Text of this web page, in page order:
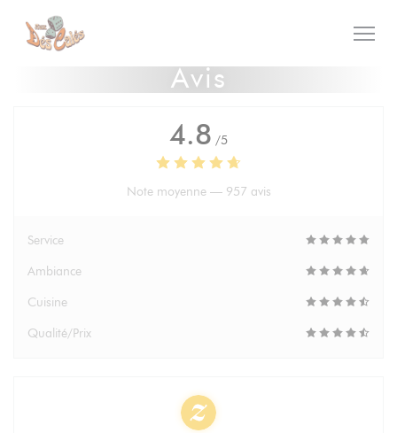
Personnalisation de vos choix en matière de cookies
Avis
4.8 /5
Note moyenne — 957 avis
Service
Ambiance
Cuisine
Qualité/Prix